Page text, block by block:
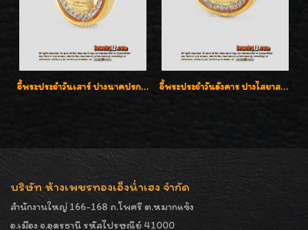
จี้พระประจำวันเสาร์ ปางนาคปรก ล้อมเพชรสวิส เลี่ยมกรอบทองแท้90%ค่ะ จี้พระประจำวันอังคาร ปางไสยาสน์ ล้อมเพชรสวิส เลี่ยมกรอบทองแท้90%ค่ะ
บริษัท ห้างเพชรทองเอ็งน่ำเฮง จำกัด
สำนักงานใหญ่ 166-168 ถ.โพศรี ต.หมากแข้ง
อ.เมือง จ.อุดรธานี รหัสไปรษณีย์ 41000